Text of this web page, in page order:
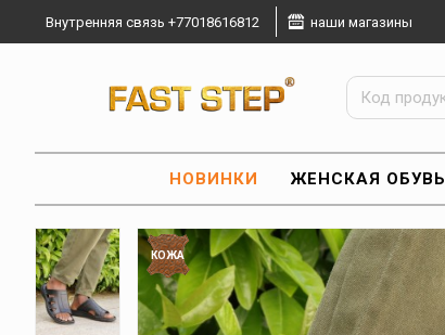
Внутренняя связь +77018616812 наши магазины
НОВИНКИ ЖЕНСКАЯ ОБУВЬ
КОЖА